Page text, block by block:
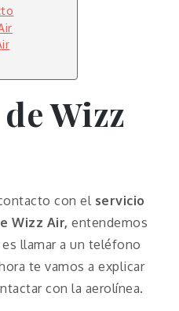
Wizz
con el servicio
Wizz Air, entendemos
llamar a un teléfono
te vamos a explicar
con la aerolínea.